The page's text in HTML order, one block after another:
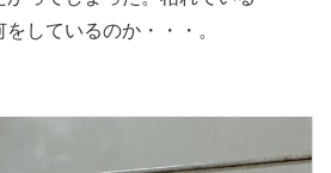
しているのか・・・。